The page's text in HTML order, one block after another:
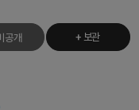
공개 + 보관